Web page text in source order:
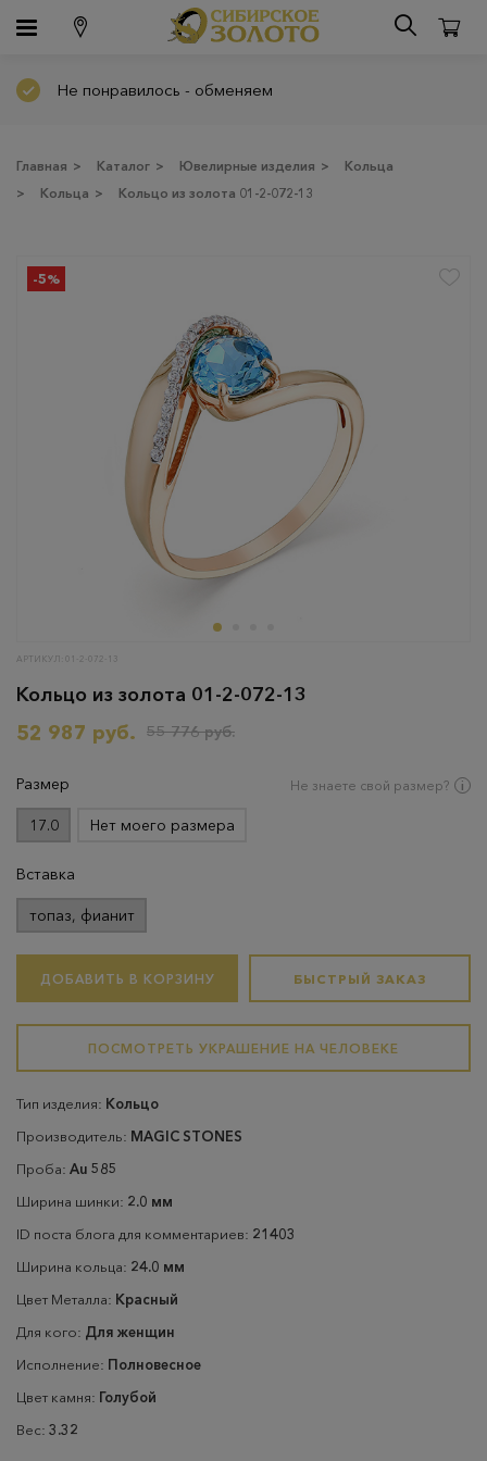
Не понравилось - обменяем
Главная > Каталог > Ювелирные изделия >
Кольца
>
Кольца > Кольцо из золота 01-2-072-13
-5%
АРТИКУЛ: 01-2-072-13
Кольцо из золота 01-2-072-13
52 987 руб.
55 776 руб.
Размер Не знаете свой размер?
17.0 Нет моего размера
Вставка
топаз, фианит
ДОБАВИТЬ В КОРЗИНУ БЫСТРЫЙ ЗАКАЗ
ПОСМОТРЕТЬ УКРАШЕНИЕ НА ЧЕЛОВЕКЕ
Тип изделия: Кольцо
Производитель: MAGIC STONES
Проба: Au 585
Ширина шинки: 2.0 мм
ID поста блога для комментариев: 21403
Ширина кольца: 24.0 мм
Цвет Металла: Красный
Для кого: Для женщин
Исполнение: Полновесное
Цвет камня: Голубой
Вес: 3.32